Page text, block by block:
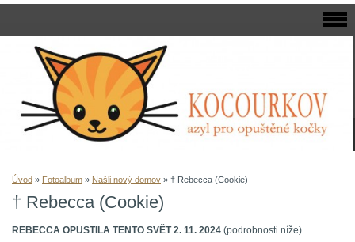
Úvod » Fotoalbum » Našli nový domov » † Rebecca (Cookie)
† Rebecca (Cookie)
REBECCA OPUSTILA TENTO SVĚT 2. 11. 2024 (podrobnosti níže).